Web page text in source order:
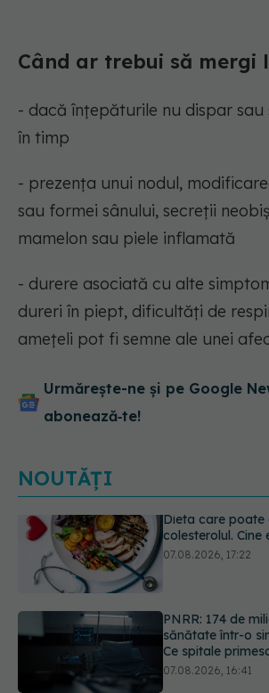
Când ar trebui să mergi
- dacă înțepăturile nu dispar sau
în timp
- prezența unui nodul,
sau formei sânului, secreții
mamelon sau piele inflamată
- durere asociată cu alte
dureri în piept, dificultăți de
amețeli pot fi semne ale unei
Urmărește-ne și pe Google
abonează‑te!
NOUTĂȚI
PNRR: 174 de
sănătate într-o
Cât durează
menopauzei?
07.08.2026, 15:14